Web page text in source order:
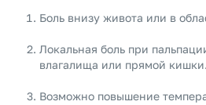
Боль внизу живота или в
Локальная боль при
влагалища или прямой кишки.
Возможно повышение